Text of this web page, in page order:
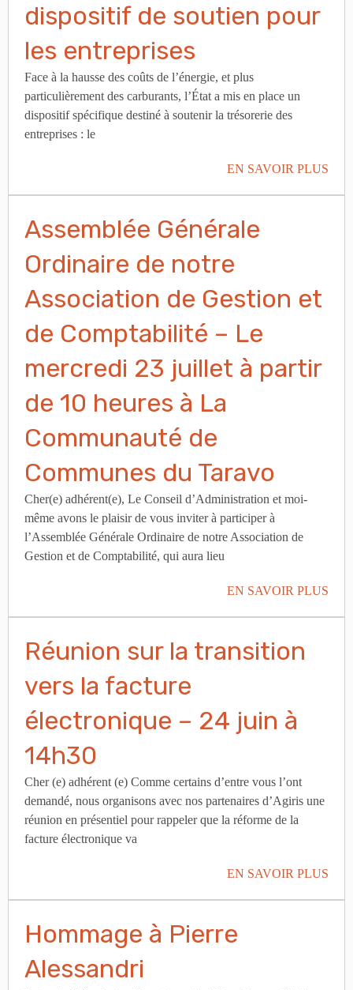
dispositif de soutien pour
les entreprises
Face à la hausse des coûts de l’énergie, et plus
particulièrement des carburants, l’État a mis en place un
dispositif spécifique destiné à soutenir la trésorerie des
entreprises : le
EN SAVOIR PLUS
Assemblée Générale
Ordinaire de notre
Association de Gestion et
de Comptabilité – Le
mercredi 23 juillet à partir
de 10 heures à La
Communauté de
Communes du Taravo
Cher(e) adhérent(e), Le Conseil d’Administration et moi-
même avons le plaisir de vous inviter à participer à
l’Assemblée Générale Ordinaire de notre Association de
Gestion et de Comptabilité, qui aura lieu
EN SAVOIR PLUS
Réunion sur la transition
vers la facture
électronique – 24 juin à
14h30
Cher (e) adhérent (e) Comme certains d’entre vous l’ont
demandé, nous organisons avec nos partenaires d’Agiris une
réunion en présentiel pour rappeler que la réforme de la
facture électronique va
EN SAVOIR PLUS
Hommage à Pierre
Alessandri